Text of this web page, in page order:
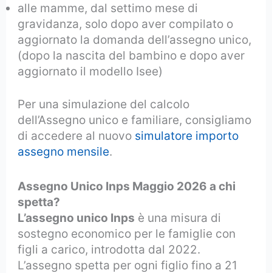
alle mamme, dal settimo mese di
gravidanza, solo dopo aver compilato o
aggiornato la domanda dell’assegno unico,
(dopo la nascita del bambino e dopo aver
aggiornato il modello Isee)
Per una simulazione del calcolo
dell’Assegno unico e familiare, consigliamo
di accedere al nuovo simulatore importo
assegno mensile.
Assegno Unico Inps Maggio 2026 a chi
spetta?
L’assegno unico Inps è una misura di
sostegno economico per le famiglie con
figli a carico, introdotta dal 2022.
L’assegno spetta per ogni figlio fino a 21